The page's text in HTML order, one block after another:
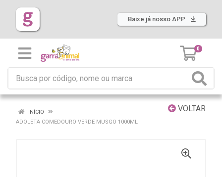
Baixe já nosso APP
0
VOLTAR
INÍCIO
ADOLETA COMEDOURO VERDE MUSGO 1000ML